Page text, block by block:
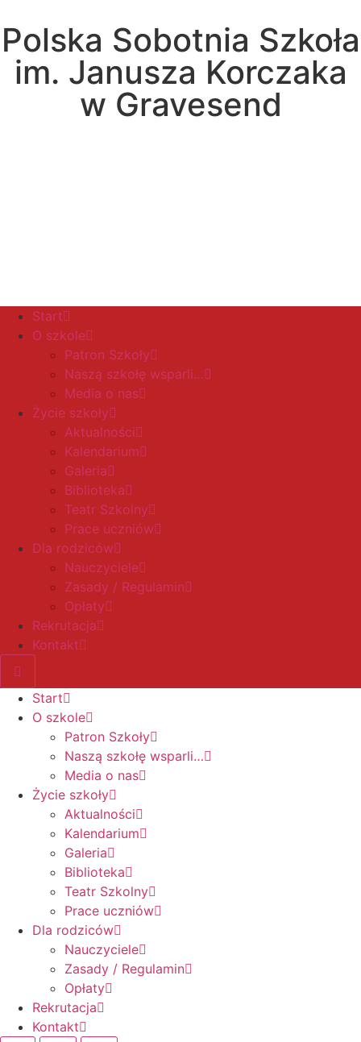
Polska Sobotnia Szkoła
im. Janusza Korczaka
w Gravesend
Start
O szkole
Patron Szkoły
Naszą szkołę wsparli…
Media o nas
Życie szkoły
Aktualności
Kalendarium
Galeria
Biblioteka
Teatr Szkolny
Prace uczniów
Dla rodziców
Nauczyciele
Zasady / Regulamin
Opłaty
Rekrutacja
Kontakt
Start
O szkole
Patron Szkoły
Naszą szkołę wsparli…
Media o nas
Życie szkoły
Aktualności
Kalendarium
Galeria
Biblioteka
Teatr Szkolny
Prace uczniów
Dla rodziców
Nauczyciele
Zasady / Regulamin
Opłaty
Rekrutacja
Kontakt